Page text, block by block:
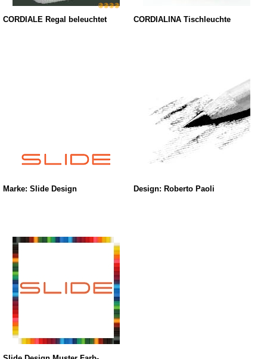
CORDIALE Regal beleuchtet CORDIALINA Tischleuchte
Marke: Slide Design Design: Roberto Paoli